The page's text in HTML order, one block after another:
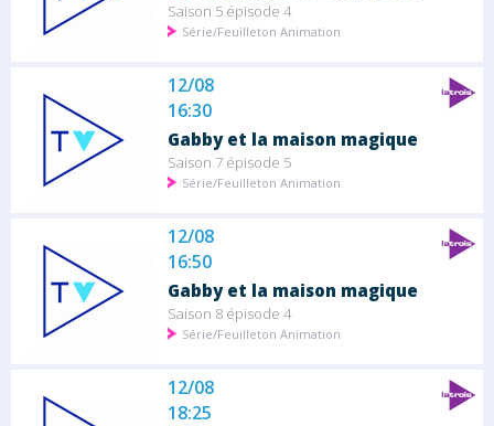
Saison 5 épisode 4
Série/Feuilleton Animation
12/08
16:30
Gabby et la maison magique
Saison 7 épisode 5
Série/Feuilleton Animation
12/08
16:50
Gabby et la maison magique
Saison 8 épisode 4
Série/Feuilleton Animation
12/08
18:25